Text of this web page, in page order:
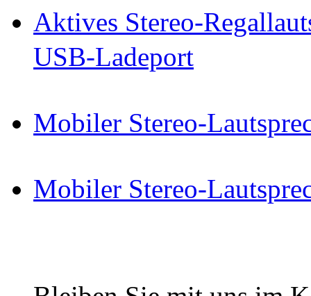
Aktives Stereo-
USB-Ladeport
Mobiler Stereo-
Mobiler Stereo-